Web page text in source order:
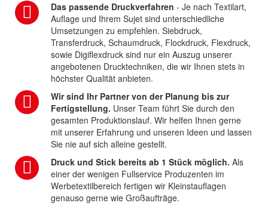
Das passende Druckverfahren - Je nach Textilart,
Auflage und Ihrem Sujet sind unterschiedliche
Umsetzungen zu empfehlen. Siebdruck,
Transferdruck, Schaumdruck, Flockdruck, Flexdruck,
sowie Digiflexdruck sind nur ein Auszug unserer
angebotenen Drucktechniken, die wir Ihnen stets in
höchster Qualität anbieten.
Wir sind Ihr Partner von der Planung bis zur
Fertigstellung. Unser Team führt Sie durch den
gesamten Produktionslauf. Wir helfen Ihnen gerne
mit unserer Erfahrung und unseren Ideen und lassen
Sie nie auf sich alleine gestellt.
Druck und Stick bereits ab 1 Stück möglich. Als
einer der wenigen Fullservice Produzenten im
Werbetextilbereich fertigen wir Kleinstauflagen
genauso gerne wie Großaufträge.